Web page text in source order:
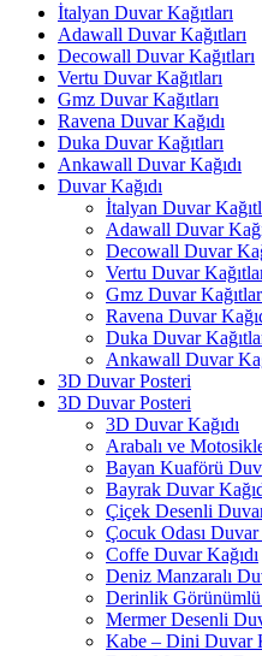
İtalyan Duvar Kağıtları
Adawall Duvar Kağıtları
Decowall Duvar Kağıtları
Vertu Duvar Kağıtları
Gmz Duvar Kağıtları
Ravena Duvar Kağıdı
Duka Duvar Kağıtları
Ankawall Duvar Kağıdı
Duvar Kağıdı
İtalyan Duvar
Adawall Duvar
Decowall Duvar
Vertu Duvar
Gmz Duvar
Ravena Duvar
Duka Duvar
Ankawall Duvar
3D Duvar Posteri
3D Duvar Posteri
3D Duvar Kağıdı
Arabalı ve
Bayan Kuaförü
Bayrak Duvar
Çiçek Desenli
Çocuk Odası Duvar
Coffe Duvar Kağıdı
Deniz Manzaralı
Derinlik Görünümlü
Mermer Desenli
Kabe – Dini Duvar